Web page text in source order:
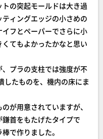
の突起モールドは大き過
ィングエッジの小さめの
フとペーパーでさらに小
てもよかったかなと思い
プラの支柱では強度が不
たものを、機内の床にま
が用意されていますが、
首をもたげたタイプで
で作りました。